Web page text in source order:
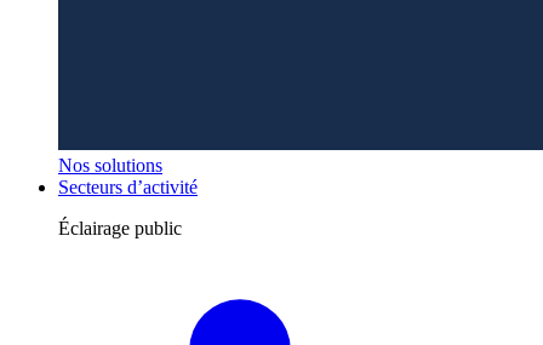
Nos solutions
Secteurs d’activité
Éclairage public